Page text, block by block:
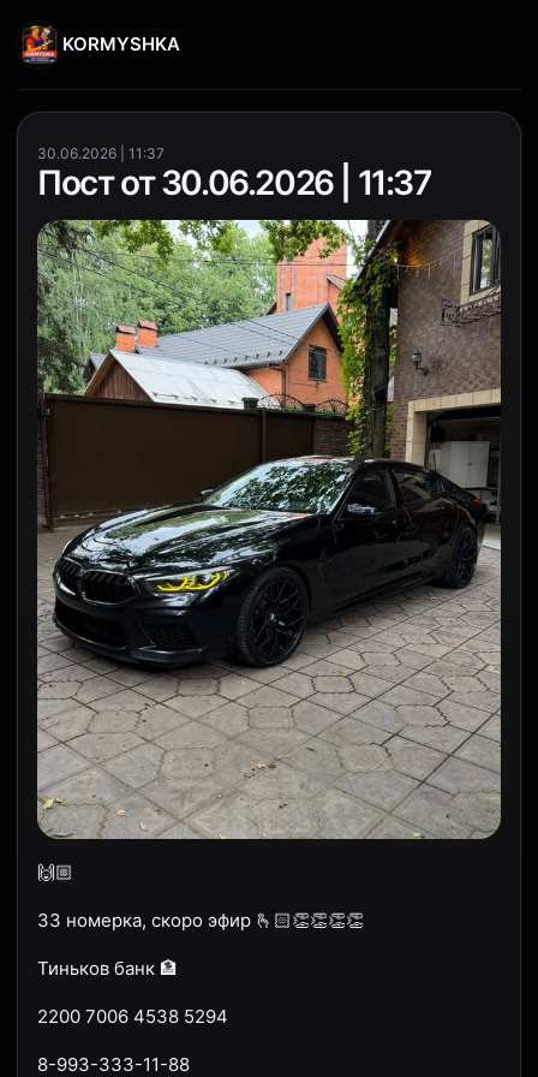
KORMYSHKA
30.06.2026 | 11:37
Пост от 30.06.2026 | 11:37
🙌🏼
33 номерка, скоро эфир 🫰🏻👏👏👏👏
Тиньков банк 🏦
2200 7006 4538 5294
8-993-333-11-88